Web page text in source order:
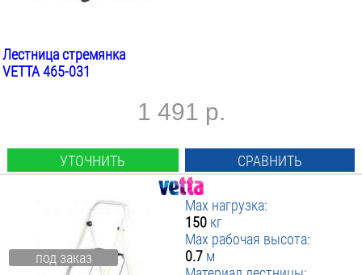
Лестница стремянка
VETTA 465-031
1 491 р.
УТОЧНИТЬ СРАВНИТЬ
под заказ
Max нагрузка:
150 кг
Max рабочая высота:
0.7 м